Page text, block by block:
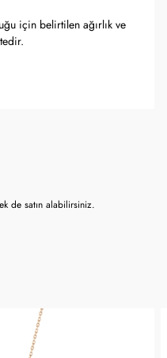
için belirtilen ağırlık ve
de satın alabilirsiniz.